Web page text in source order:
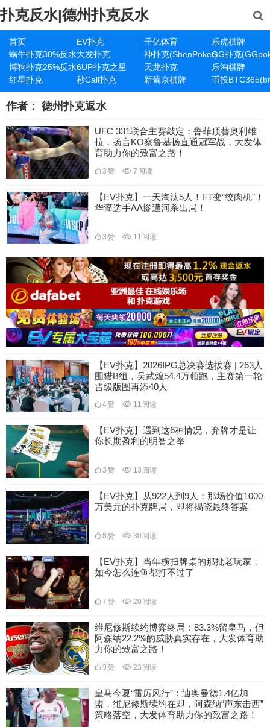
扑克反水|德州扑克反水
首页 EV扑克 千亿体育
乐虎棋牌
蜗牛扑克30%反水大发扑克 神扑克(ShenPoker)GG扑克
博狗扑克25%反水6UP扑克之星 天龙扑克
乐淘棋牌
红星扑克
秒Call扑克 新葡京棋牌 币投
作者： 德州扑克返水
UFC 331联合主赛敲定：鲁菲顶替奥利维
拉，扬言KO察鲁基扬直通冠军战，大发体
育助力你的致富之路！
3赞 7 阅读
【EV扑克】一天淘汰5人！FT变“绞肉机”！
华裔选手AA惨遭河杀出局！
3赞 11 阅读
【EV扑克】2026IPG总决赛选拔赛 | 263人
围猎B组，吴武煌54.4万领跑，主赛第一轮
晋级版图再添40人
4赞 11 阅读
【EV扑克】遇到这6种情况，弃牌才是让
你长期盈利的明智之举
3赞 13 阅读
【EV扑克】从922人到9人：那场价值1000
万美元的扑克牌局，即将揭晓最终答案
8赞 30 阅读
【EV扑克】当年横扫牌桌的那批老玩家，
如今怎么连鱼都打不过了
7赞 20 阅读
维尼修斯续约博弈终局：83.3%留皇马，但
阿森纳22.2%的威胁真实存在，大发体育助
力你的致富之路！
3赞 23 阅读
皇马今夏“雷厉风行”：迪奥曼德1.4亿加
盟，维尼修斯续约在即，阿森纳“声东击西”
策略落空，大发体育助力你的致富之路！